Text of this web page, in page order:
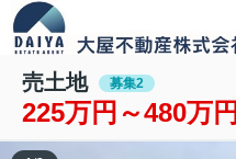
売土地 募集2
225万円～480万円